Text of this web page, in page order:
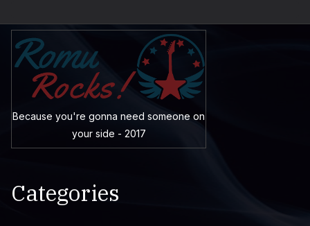
Because you're gonna need someone on
your side - 2017
Categories